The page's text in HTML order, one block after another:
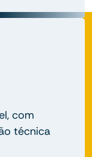
com
técnica